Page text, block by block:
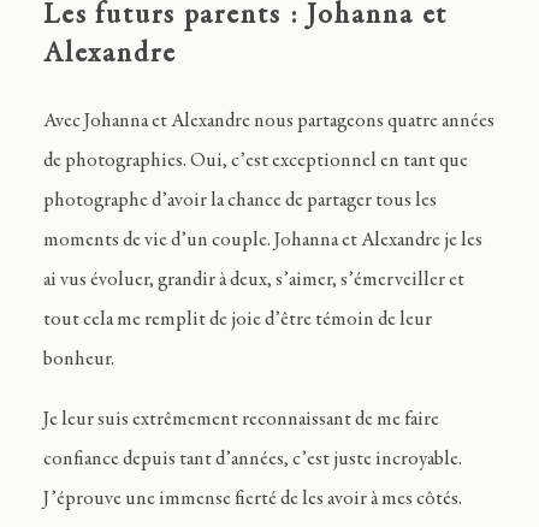
Les futurs parents : Johanna et
Alexandre
Avec Johanna et Alexandre nous partageons quatre années
de photographies. Oui, c’est exceptionnel en tant que
photographe d’avoir la chance de partager tous les
moments de vie d’un couple. Johanna et Alexandre je les
ai vus évoluer, grandir à deux, s’aimer, s’émerveiller et
tout cela me remplit de joie d’être témoin de leur
bonheur.
Je leur suis extrêmement reconnaissant de me faire
confiance depuis tant d’années, c’est juste incroyable.
J’éprouve une immense fierté de les avoir à mes côtés.